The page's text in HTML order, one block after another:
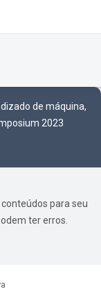
de máquina,
2023
para seu
ter erros.